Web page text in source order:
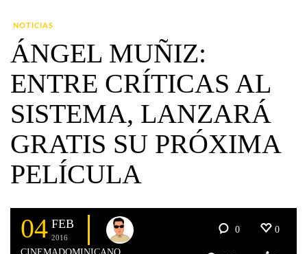
NOTICIAS
ÁNGEL MUÑIZ:
ENTRE CRÍTICAS AL
SISTEMA, LANZARÁ
GRATIS SU PRÓXIMA
PELÍCULA
04 FEB
2016
0 0